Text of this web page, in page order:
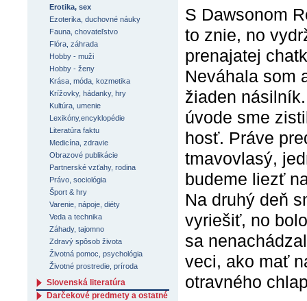
S Dawsonom
to znie, no
prenajatej
Neváhala som
žiaden
úvode sme
hosť. Práve
tmavovlasý,
budeme liezť
Na druhý deň
vyriešiť, no
sa
veci, ako mať
otravného
Erotika, sex
Ezoterika, duchovné náuky
Fauna, chovateľstvo
Flóra, záhrada
Hobby - muži
Hobby - ženy
Krása, móda, kozmetika
Krížovky, hádanky, hry
Kultúra, umenie
Lexikóny,encyklopédie
Literatúra faktu
Medicína, zdravie
Obrazové publikácie
Partnerské vzťahy, rodina
Právo, sociológia
Šport & hry
Varenie, nápoje, diéty
Veda a technika
Záhady, tajomno
Zdravý spôsob života
Životná pomoc, psychológia
Životné prostredie, príroda
Slovenská literatúra
Darčekové predmety a ostatné